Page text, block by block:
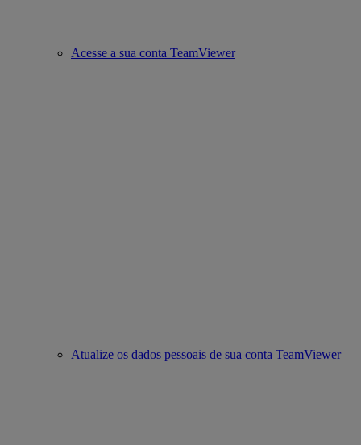
Acesse a sua conta TeamViewer
Atualize os dados pessoais de sua conta TeamViewer